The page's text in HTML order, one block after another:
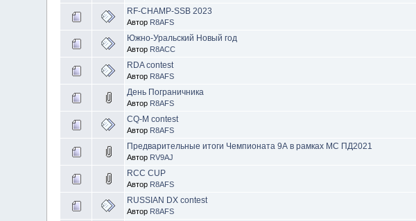
RF-CHAMP-SSB 2023
Автор R8AFS
Южно-Уральский Новый год
Автор R8ACC
RDA contest
Автор R8AFS
День Пограничника
Автор R8AFS
CQ-M contest
Автор R8AFS
Предварительные итоги Чемпионата 9А в рамках МС ПД2021
Автор RV9AJ
RCC CUP
Автор R8AFS
RUSSIAN DX contest
Автор R8AFS